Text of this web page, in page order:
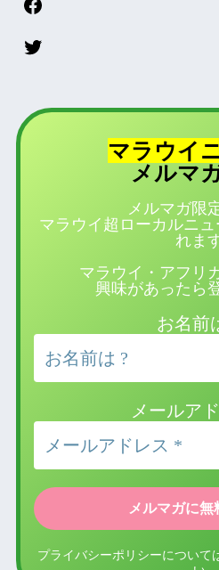
マラウイ
メルマ
メルマガ限
マラウイ超ローカルニ
れま
マラウイ・アフリ
興味があったら
お名前
メールア
プライバシーポリシーについて